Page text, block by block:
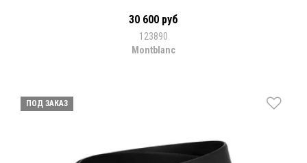
30 600 руб
123890
Montblanc
ПОД ЗАКАЗ